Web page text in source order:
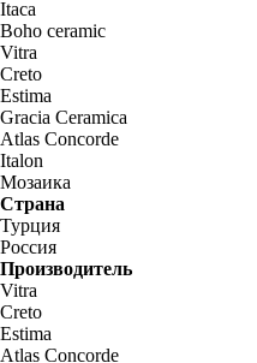
Itaca
Boho ceramic
Vitra
Creto
Estima
Gracia Ceramica
Atlas Concorde
Italon
Мозаика
Страна
Турция
Россия
Производитель
Vitra
Creto
Estima
Atlas Concorde